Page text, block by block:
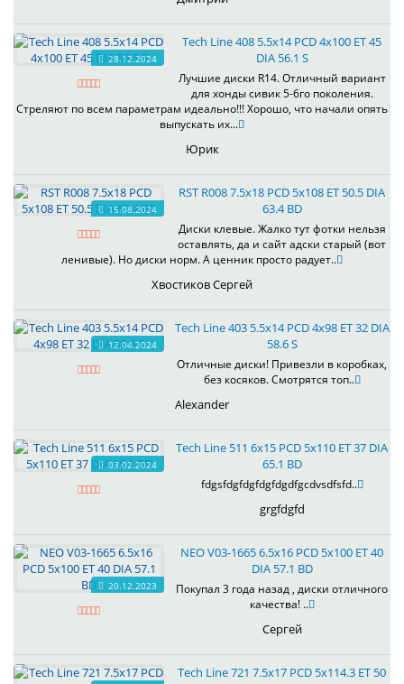
28.12.2024
Tech Line 408 5.5x14 PCD 4x100 ET 45
DIA 56.1 S
Лучшие диски R14. Отличный вариант
для хонды сивик 5-6го поколения.
Стреляют по всем параметрам идеально!!! Хорошо, что начали опять
выпускать их...
Юрик
15.08.2024
RST R008 7.5x18 PCD 5x108 ET 50.5 DIA
63.4 BD
Диски клевые. Жалко тут фотки нельзя
оставлять, да и сайт адски старый (вот
ленивые). Но диски норм. А ценник просто радует..
Хвостиков Сергей
12.04.2024
Tech Line 403 5.5x14 PCD 4x98 ET 32 DIA
58.6 S
Отличные диски! Привезли в коробках,
без косяков. Смотрятся топ..
Alexander
03.02.2024
Tech Line 511 6x15 PCD 5x110 ET 37 DIA
65.1 BD
fdgsfdgfdgfdgfdgdfgcdvsdfsfd..
grgfdgfd
20.12.2023
NEO V03-1665 6.5x16 PCD 5x100 ET 40
DIA 57.1 BD
Покупал 3 года назад , диски отличного
качества! ..
Сергей
Tech Line 721 7.5x17 PCD 5x114.3 ET 50